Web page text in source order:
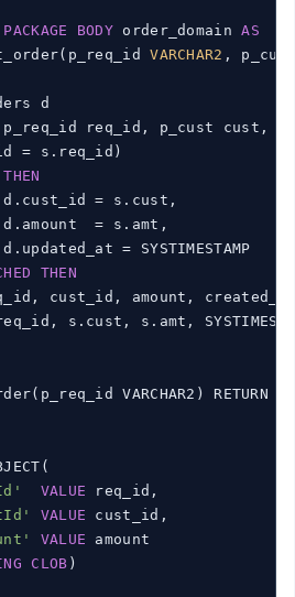
PACKAGE BODY order_domain AS
VARCHAR2 ,
d
p_req_id req_id, p_cust cust,
= s.req_id)
THEN
d.cust_id = s.cust,
= s.amt,
= SYSTIMESTAMP
THEN
cust_id, amount,
s.cust, s.amt,
VARCHAR2) RETURN
VALUE req_id,
VALUE cust_id,
VALUE amount
CLOB )